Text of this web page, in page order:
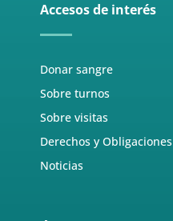
Accesos de interés
Donar sangre
Sobre turnos
Sobre visitas
Derechos y Obligaciones
Noticias